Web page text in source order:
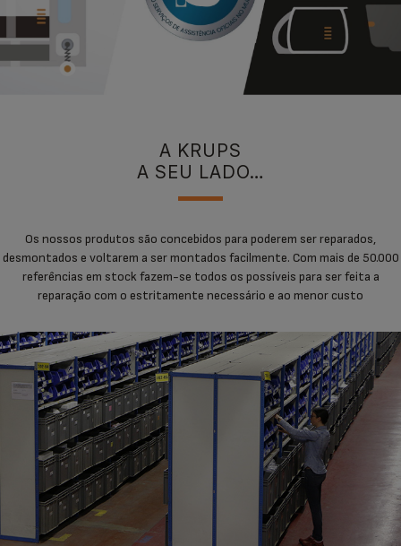
A KRUPS
A SEU LADO…
Os nossos produtos são concebidos para poderem ser reparados,
desmontados e voltarem a ser montados facilmente. Com mais de 50.000
referências em stock fazem-se todos os possíveis para ser feita a
reparação com o estritamente necessário e ao menor custo